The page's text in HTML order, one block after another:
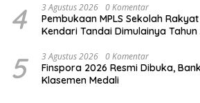
4 3 Agustus 2026 0 Komentar
Pembukaan MPLS Sekolah
Kendari Tandai Dimulainya
5 3 Agustus 2026 0 Komentar
Finspora 2026 Resmi Dibuka,
Klasemen Medali